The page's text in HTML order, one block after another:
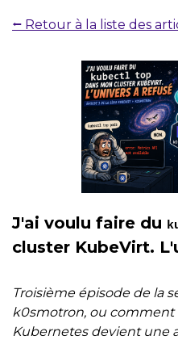
⭠ Retour à la liste des
J'ai voulu faire du
cluster KubeVirt.
Troisième épisode de la
k0smotron, ou
Kubernetes devient une